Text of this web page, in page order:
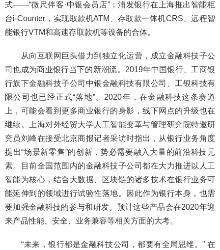
式——“微尺伴客·中银会员店”；浦发银行在上海推出智能柜
台i-Counter，实现取款机ATM、存取款一体机CRS、远程智
能银行VTM和高速存取款机等设备的合体。
从向互联网巨头借力到独立化运营，成立金融科技子公
司也成为商业银行当下的新潮流。2019年中国银行、工商银
行旗下金融科技子公司中银金融科技有限公司、工银科技有
限公司也已经正式“落地”。2020年，在金融科技这条赛道
上，可能会看到更多商业银行的身影，线下网点的升级也在
继续。上海对外经贸大学人工智能变革与管理研究院特邀研
究员刘峰在接受北京商报记者采访时指出，从银行业务角度
提出“场景新零售”的创新，势必需要融入大量的前沿科技元
素。目前全国范围内的金融科技子公司都在大力推进以人工
智能为核心，结合大数据、区块链的诸多技术在银行业务可
能延伸到的领域进行试验性落地。因此作为银行本身，也需
要加强金融科技的参与和研发。预计这些产品会在2020年迎
来产品性能、安全、业务兼容等相关方面的大考。
“未来，银行都是金融科技公司，都要有全局思维。” 在